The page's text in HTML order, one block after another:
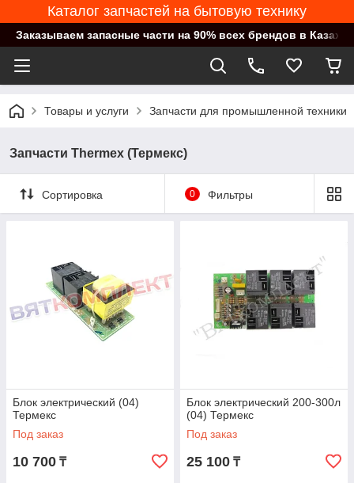
Каталог запчастей на бытовую технику
Заказываем запасные части на 90% всех брендов в
Товары и услуги Запчасти для промышленной техники
Запчасти Thermex (Термекс)
Сортировка 0 Фильтры
Блок электрический (04)
Термекс
Под заказ
10 700 ₸
Блок электрический 200-300л
(04) Термекс
Под заказ
25 100 ₸